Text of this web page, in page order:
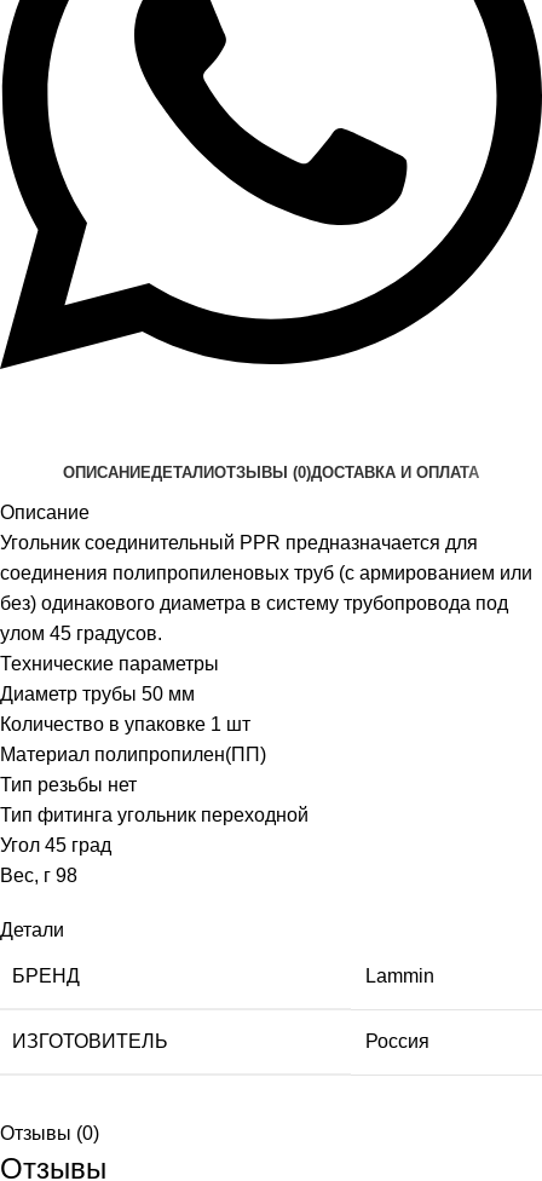
ОПИСАНИЕДЕТАЛИОТЗЫВЫ (0)ДОСТАВКА И ОПЛАТА
Описание
Угольник соединительный PPR предназначается для
соединения полипропиленовых труб (с армированием или
без) одинакового диаметра в систему трубопровода под
улом 45 градусов.
Технические параметры
Диаметр трубы 50 мм
Количество в упаковке 1 шт
Материал полипропилен(ПП)
Тип резьбы нет
Тип фитинга угольник переходной
Угол 45 град
Вес, г 98
Детали
БРЕНД Lammin
ИЗГОТОВИТЕЛЬ Россия
Отзывы (0)
Отзывы